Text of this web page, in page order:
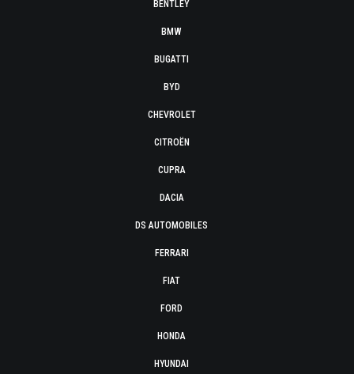
BENTLEY
BMW
BUGATTI
BYD
CHEVROLET
CITROËN
CUPRA
DACIA
DS AUTOMOBILES
FERRARI
FIAT
FORD
HONDA
HYUNDAI